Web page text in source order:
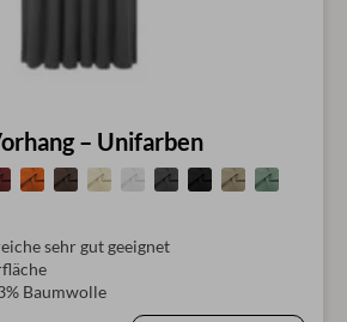
– Unifarben
sehr gut geeignet
Baumwolle